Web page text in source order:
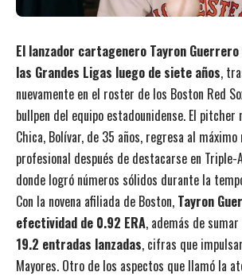
El lanzador cartagenero Tayron
las Grandes Ligas luego de siete años,
nuevamente en el roster de los Boston Red
bullpen del equipo estadounidense. El pitcher
Chica, Bolívar, de 35 años, regresa al
profesional después de destacarse en Triple-
donde logró números sólidos durante la
Con la novena afiliada de Boston, Tayron
efectividad de 0.92 ERA, además de sumar
19.2 entradas lanzadas, cifras que
Mayores. Otro de los aspectos que llamó la